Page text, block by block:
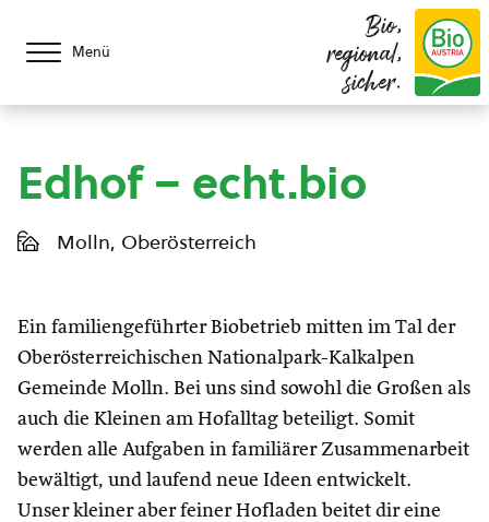
Menü
Bio,
regional,
sicher.
Edhof – echt.bio
Molln, Oberösterreich
Ein familiengeführter Biobetrieb mitten im Tal der
Oberösterreichischen Nationalpark-Kalkalpen
Gemeinde Molln. Bei uns sind sowohl die Großen als
auch die Kleinen am Hofalltag beteiligt. Somit
werden alle Aufgaben in familiärer Zusammenarbeit
bewältigt, und laufend neue Ideen entwickelt.
Unser kleiner aber feiner Hofladen beitet dir eine